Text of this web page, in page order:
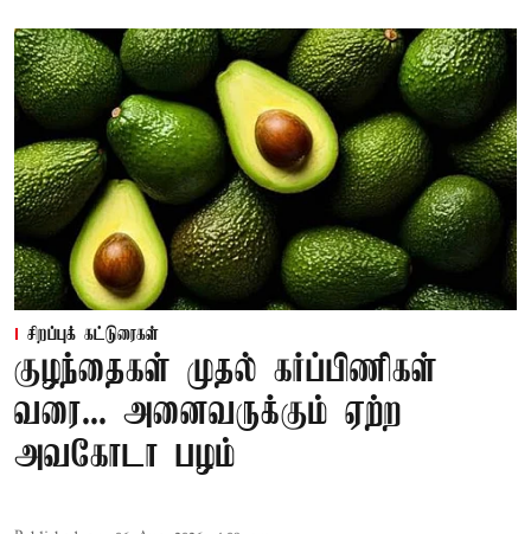
சிறப்புக் கட்டுரைகள்
குழந்தைகள் முதல் கர்ப்பிணிகள்
வரை... அனைவருக்கும் ஏற்ற
அவகோடா பழம்